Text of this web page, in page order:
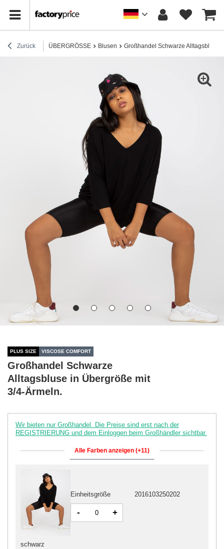
Zurück ÜBERGRÖSSE Blusen Großhandel Schwarze Alltagsbluse
PLUS SIZE VISCOSE COMFORT
Großhandel Schwarze
Alltagsbluse in Übergröße mit
3/4-Ärmeln.
Wir bieten nur Großhandel. Die Preise sind erst nach der
REGISTRIERUNG und dem Einloggen beim Großhändler sichtbar.
Alle Farben anzeigen (+11)
schwarz
Einheitsgröße 2016103250202
- +